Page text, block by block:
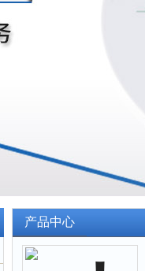
产品中心